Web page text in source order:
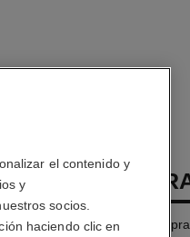
EAU
Recargable Twist and
el contenido y
y
socios.
haciendo clic en